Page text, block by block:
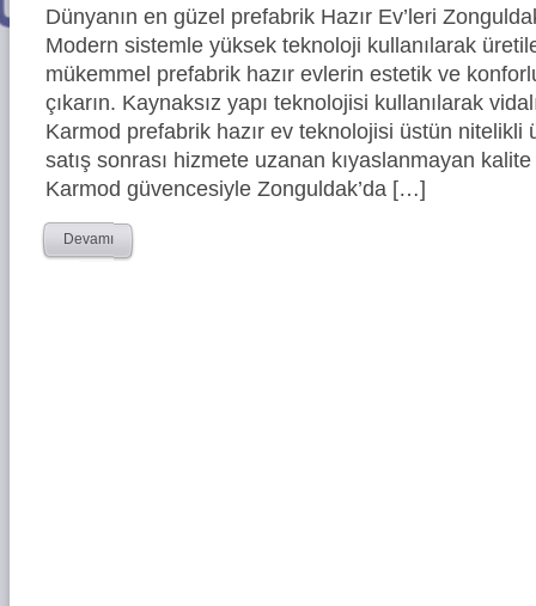
Dünyanın en güzel prefabrik Hazır Ev’leri
Modern sistemle yüksek teknoloji kullanılarak
mükemmel prefabrik hazır evlerin estetik ve
çıkarın. Kaynaksız yapı teknolojisi kullanılarak
Karmod prefabrik hazır ev teknolojisi üstün nitelikli
satış sonrası hizmete uzanan kıyaslanmayan kalite
Karmod güvencesiyle Zonguldak’da […]
Devamı